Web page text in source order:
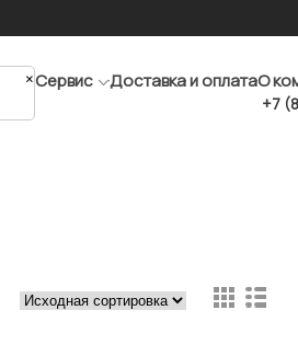
×Сервис Доставка и оплатаО
+7